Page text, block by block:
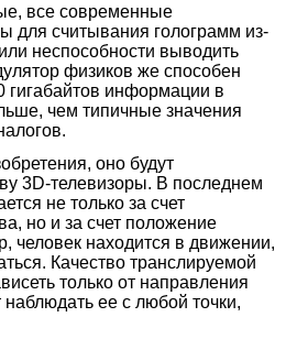
все современные
для считывания голограмм из-
неспособности выводить
физиков же способен
информации в
чем типичные значения
оно будут
3D-телевизоры. В последнем
не только за счет
но и за счет положение
человек находится в движении,
Качество транслируемой
только от направления
наблюдать ее с любой точки,